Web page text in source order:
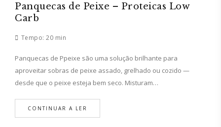
Panquecas de Peixe – Proteicas Low
Carb
Tempo: 20 min
Panquecas de Ppeixe são uma solução brilhante para
aproveitar sobras de peixe assado, grelhado ou cozido —
desde que o peixe esteja bem seco. Misturam…
CONTINUAR A LER